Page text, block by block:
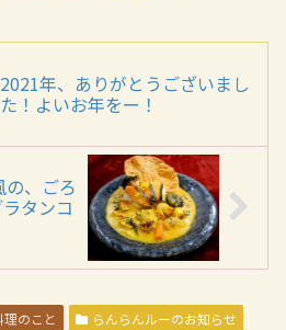
2021年、ありがとうございまし
た！よいお年をー！
、ごろ
タンコ
のこと
らんらんルーのお知らせ